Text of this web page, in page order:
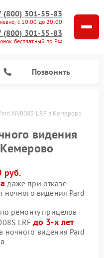
(800) 301-55-83
с 10:00 до 20:00
(800) 301-55-83
бесплатный по РФ
Позвонить
NV008S LRF в Кемерово
видения
руб.
даже при отказе
ночного видения Pard
ремонту прицелов
LRF до 3-х лет
видения Pard